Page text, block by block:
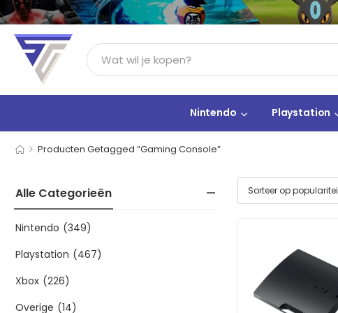
Nintendo Playstation
> Producten Getagged “Gaming Console”
Alle Categorieën
Nintendo (349)
Playstation (467)
Xbox (226)
Overige (14)